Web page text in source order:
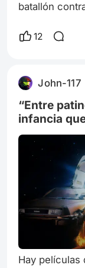
batallón
Allá no hay
detectado.
pero cuando
siente
12
John-117
“Entre
infancia
Hay películas